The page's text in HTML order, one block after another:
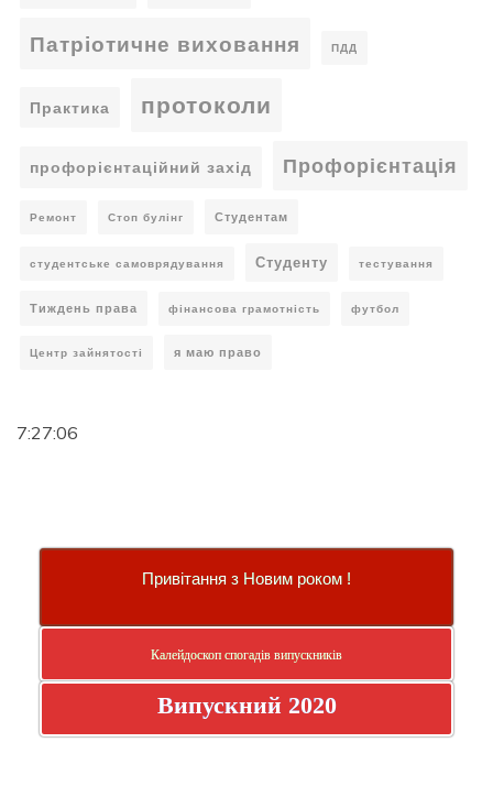
Патріотичне виховання ПДД
Практика протоколи
профорієнтаційний захід Профорієнтація
Ремонт Стоп булінг Студентам
студентське самоврядування Студенту тестування
Тиждень права фінансова грамотність футбол
Центр зайнятості я маю право
7:27:07
Привітання з Новим роком !
Калейдоскоп спогадів випускників
Випускний 2020